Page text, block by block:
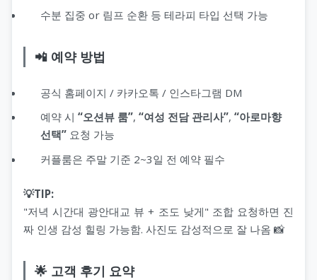
수분 집중 or 림프 순환 등 테라피 타입 선택 가능
📲 예약 방법
공식 홈페이지 / 카카오톡 / 인스타그램 DM
예약 시 “오션뷰 룸”, “여성 전담 관리사”, “아로마향
선택” 요청 가능
커플룸은 주말 기준 2~3일 전 예약 필수
💡TIP:
"저녁 시간대 광안대교 뷰 + 조도 낮게" 조합 요청하면 진
짜 인생 감성 힐링 가능함. 사진도 감성적으로 잘 나옴 📸
🌟 고객 후기 요약